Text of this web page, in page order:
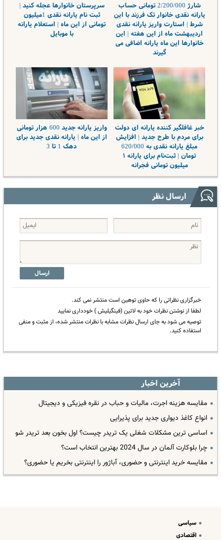
شارژ 2/200/000 تومانی حساب
یارانه نقدی خانوار تک فرزند با این
شرط | استارت واریز یارانه نقدی
اردیبهشت ماه از این هفته | این
خانوارها این ماه یارانه اضافی می
گیرند
سرپرستان خانوارها عجله کنید |
ثبت نام یارانه نقدی 1میلیون
تومانی از این ماه | استعلام یارانه
با موبایل
خبر غافلگیر کننده یارانه ای دولت
برای مردم با طرح جدید | افزایش
مبلغ یارانه نقدی به 620/000
تومان | ثبت‌نام برای یارانه ۱
میلیون تومانی فجرانه
واریز یارانه جدید 600 هزار تومانی
از این ماه | یارانه نقدی جدید برای
دهک 1 تا 3
ارسال نظر
ارسال
خبرگزاری نظراتی را که حاوی توهین است منتشر نمی کند.
لطفا از نوشتن نظرات خود به لاتین (فینگیلیش ) خودداری نمایید
توصیه می شود به جای ارسال نظرات مشابه با نظرات منتشر شده، از مثبت و منفی
استفاده کنید.
آخرین اخبار
مقایسه هزینه اجرت، مالیات و حباب در نقره فیزیکی و دیجیتال
انواع کاغذ دیواری جدید برای پذیرایی
اساسی ترین مشکلات شغلی یک تریدر چیست؟ اول بخون بعد تریدر شو
چرا بلوکارت آلمان در سال 2024 بهترین انتخاب است؟
مقایسه خرید اینترنتی و حضوری، آباژور را اینترنتی بخریم یا حضوری؟
سیاسی
اقتصادی